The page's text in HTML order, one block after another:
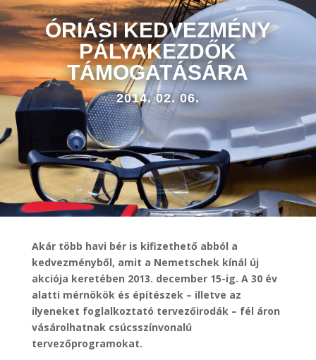
ÓRIÁSI KEDVEZMÉNY
PÁLYAKEZDŐK
TÁMOGATÁSÁRA
2014. 02. 06.
Akár több havi bér is kifizethető abból a
kedvezményből, amit a Nemetschek kínál új
akciója keretében 2013. december 15-ig. A 30 év
alatti mérnökök és építészek – illetve az
ilyeneket foglalkoztató tervezőirodák – fél áron
vásárolhatnak csúcsszínvonalú
tervezőprogramokat.